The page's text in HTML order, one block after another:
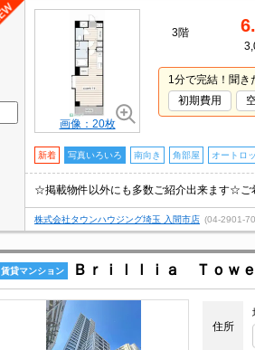
画像：20枚
3階
1分で完結！聞き
初期費用
新着 写真いろいろ 南向き 角部屋 オートロ
☆掲載物件以外にも多数ご紹介出来ます☆ご
株式会社タウンハウジング埼玉 入間市店 (04-2901-
賃貸マンション Ｂｒｉｌｌｉａ Ｔｏｗ
住所